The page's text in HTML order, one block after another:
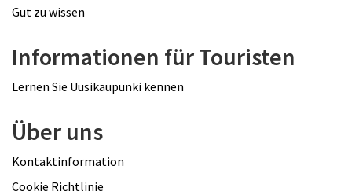
Gut zu wissen
Informationen für Touristen
Lernen Sie Uusikaupunki kennen
Über uns
Kontaktinformation
Cookie Richtlinie